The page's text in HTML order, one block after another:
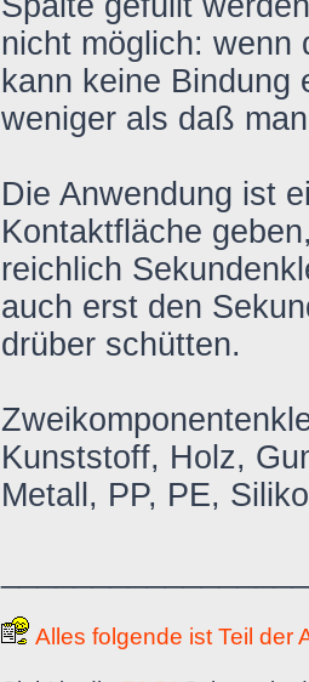
nicht möglich: wenn
kann keine Bindung
weniger als daß
Die Anwendung ist
Kontaktfläche
reichlich
auch erst den
drüber schütten.
Kunststoff, Holz,
Metall, PP, PE,
Alles folgende ist Teil der